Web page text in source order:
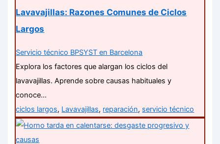
Lavavajillas: Razones Comunes de Ciclos
Largos
Servicio técnico BPSYST en Barcelona
Explora los factores que alargan los ciclos del
lavavajillas. Aprende sobre causas habituales y
conoce…
ciclos largos, Lavavajillas, reparación, servicio técnico